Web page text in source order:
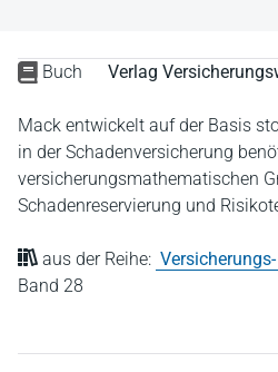
Buch Verlag
Mack entwickelt auf der Basis
in der Schadenversicherung
versicherungsmathematischen
Schadenreservierung und
aus der Reihe:
Band 28